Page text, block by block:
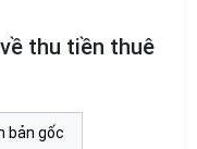
thu tiền thuê
bản gốc